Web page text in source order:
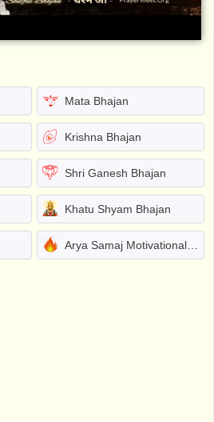
Mata Bhajan
Krishna Bhajan
Shri Ganesh Bhajan
Khatu Shyam Bhajan
Arya Samaj Motivational Bhajans